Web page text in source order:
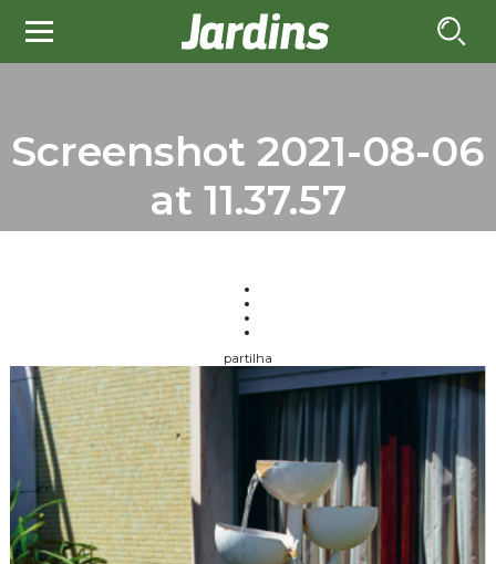
Screenshot 2021-08-06
at 11.37.57
partilha